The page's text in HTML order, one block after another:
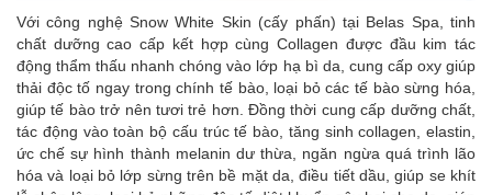
Với công nghệ Snow White Skin (cấy phấn) tại Belas Spa, tinh
chất dưỡng cao cấp kết hợp cùng Collagen được đầu kim tác
động thẩm thấu nhanh chóng vào lớp hạ bì da, cung cấp oxy giúp
thải độc tố ngay trong chính tế bào, loại bỏ các tế bào sừng hóa,
giúp tế bào trở nên tươi trẻ hơn. Đồng thời cung cấp dưỡng chất,
tác động vào toàn bộ cấu trúc tế bào, tăng sinh collagen, elastin,
ức chế sự hình thành melanin dư thừa, ngăn ngừa quá trình lão
hóa và loại bỏ lớp sừng trên bề mặt da, điều tiết dầu, giúp se khít